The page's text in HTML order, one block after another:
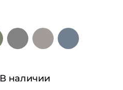
В наличии